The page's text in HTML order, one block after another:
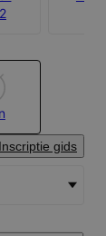
Inscriptie gids